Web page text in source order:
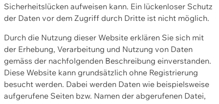
Sicherheitslücken aufweisen kann. Ein lückenloser Schutz
der Daten vor dem Zugriff durch Dritte ist nicht möglich.
Durch die Nutzung dieser Website erklären Sie sich mit
der Erhebung, Verarbeitung und Nutzung von Daten
gemäss der nachfolgenden Beschreibung einverstanden.
Diese Website kann grundsätzlich ohne Registrierung
besucht werden. Dabei werden Daten wie beispielsweise
aufgerufene Seiten bzw. Namen der abgerufenen Datei,